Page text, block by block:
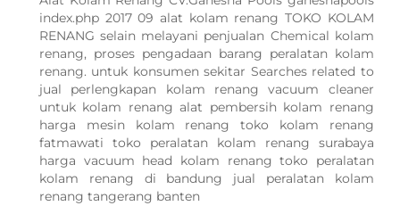
index.php 2017 09 alat kolam renang TOKO KOLAM
RENANG selain melayani penjualan Chemical kolam
renang, proses pengadaan barang peralatan kolam
renang. untuk konsumen sekitar Searches related to
jual perlengkapan kolam renang vacuum cleaner
untuk kolam renang alat pembersih kolam renang
harga mesin kolam renang toko kolam renang
fatmawati toko peralatan kolam renang surabaya
harga vacuum head kolam renang toko peralatan
kolam renang di bandung jual peralatan kolam
renang tangerang banten